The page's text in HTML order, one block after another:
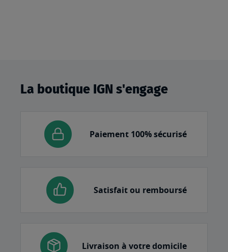
La boutique IGN s'engage
Paiement 100% sécurisé
Satisfait ou remboursé
Livraison à votre domicile